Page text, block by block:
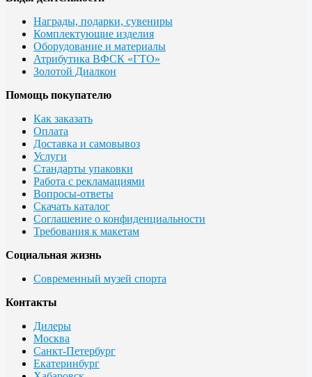
Награды, подарки, сувениры
Комплектующие изделия
Оборудование и материалы
Атрибутика ВФСК «ГТО»
Золотой Диалкон
Помощь покупателю
Как заказать
Оплата
Доставка и самовывоз
Услуги
Стандарты упаковки
Работа с рекламациями
Вопросы-ответы
Скачать каталог
Соглашение о конфиденциальности
Требования к макетам
Социальная жизнь
Современный музей спорта
Контакты
Дилеры
Москва
Санкт-Петербург
Екатеринбург